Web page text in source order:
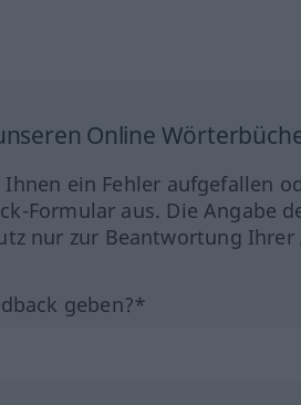
Online
ein Fehler aufgefallen
Formular aus. Die Angabe
nur zur Beantwortung Ihrer
geben?*